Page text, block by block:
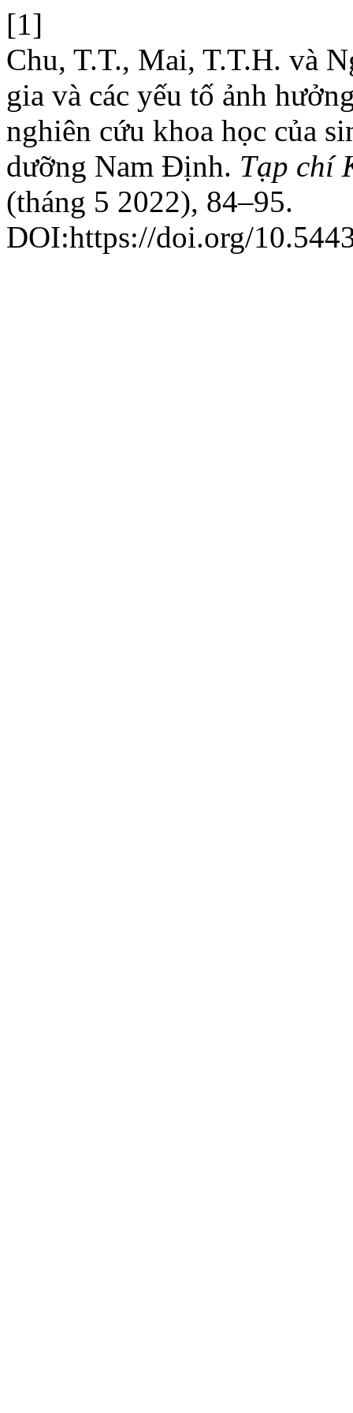
[1]
Chu, T.T., Mai, T.T.H. và
gia và các yếu tố ảnh
nghiên cứu khoa học của
dưỡng Nam Định. Tạp chí
(tháng 5 2022), 84–95.
DOI:https://doi.org/